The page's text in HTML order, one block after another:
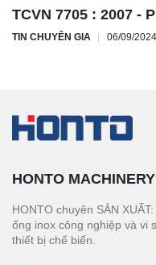
TCVN 7705 : 2007 -
TIN CHUYÊN GIA 06/09/2024
HONTO
HONTO chuyên SẢN
ống inox công nghiệp và vi
thiết bị chế biến.